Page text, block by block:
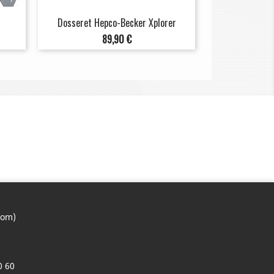
Dosseret Hepco-Becker Xplorer
Prix
89,90 €
60